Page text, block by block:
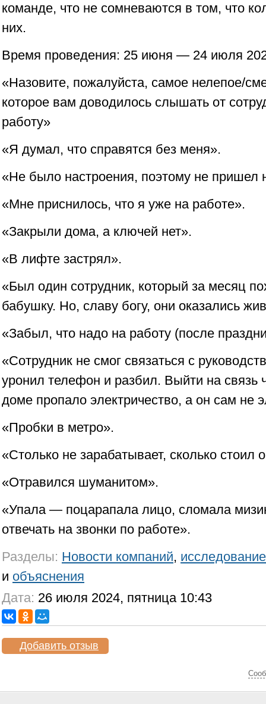
команде, что не сомневаются в том, что
них.
Время проведения: 25 июня — 24 июля
«Назовите, пожалуйста, самое нелепое/
которое вам доводилось слышать от
работу»
«Я думал, что справятся без меня».
«Не было настроения, поэтому не пришел
«Мне приснилось, что я уже на работе».
«Закрыли дома, а ключей нет».
«В лифте застрял».
«Был один сотрудник, который за месяц
бабушку. Но, славу богу, они оказались
«Забыл, что надо на работу (после
«Сотрудник не смог связаться с
уронил телефон и разбил. Выйти на связь
доме пропало электричество, а он сам не
«Пробки в метро».
«Столько не зарабатывает, сколько стоил
«Отравился шуманитом».
«Упала — поцарапала лицо, сломала
отвечать на звонки по работе».
Разделы: Новости компаний, исследование
и объяснения
Дата: 26 июля 2024, пятница 10:43
Добавить отзыв